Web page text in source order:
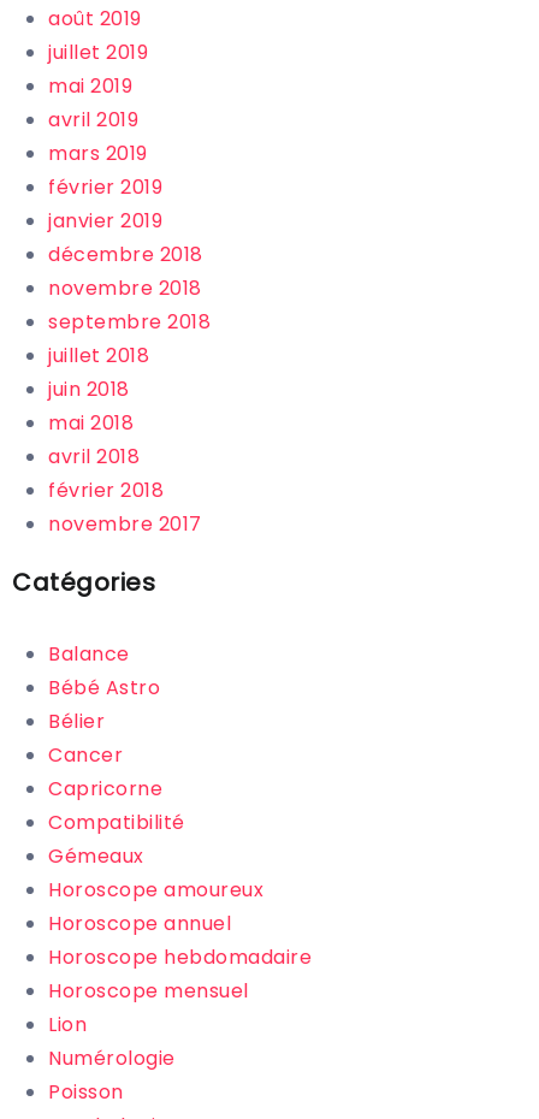
août 2019
juillet 2019
mai 2019
avril 2019
mars 2019
février 2019
janvier 2019
décembre 2018
novembre 2018
septembre 2018
juillet 2018
juin 2018
mai 2018
avril 2018
février 2018
novembre 2017
Catégories
Balance
Bébé Astro
Bélier
Cancer
Capricorne
Compatibilité
Gémeaux
Horoscope amoureux
Horoscope annuel
Horoscope hebdomadaire
Horoscope mensuel
Lion
Numérologie
Poisson